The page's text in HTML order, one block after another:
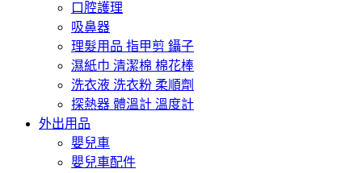
口腔護理
吸鼻器
理髮用品 指甲剪 鑷子
濕紙巾 清潔棉 棉花棒
洗衣液 洗衣粉 柔順劑
探熱器 體溫計 溫度計
外出用品
嬰兒車
嬰兒車配件